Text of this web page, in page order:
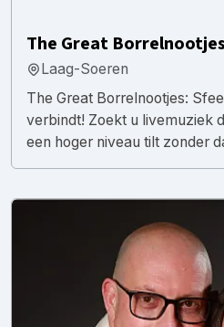
The Great Borrelnootjes
Laag-Soeren
The Great Borrelnootjes:
verbindt! Zoekt u livemuziek
een hoger niveau tilt zonder